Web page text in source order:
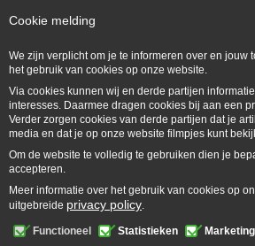
Sitemap
Voorwaarden
Cookie melding
We zijn verplicht om je te informeren over en jouw
het gebruik van cookies op onze website.
Via cookies kunnen wij en derde partijen
interesses. Daarmee dragen cookies bij aan een
Verder zorgen cookies van derde partijen dat je
media en dat je op onze website filmpjes kunt
Om de website te volledig te gebruiken dien je
accepteren.
Meer informatie over het gebruik van cookies op
uitgebreide privacy policy.
Functioneel Statistieken Marketing